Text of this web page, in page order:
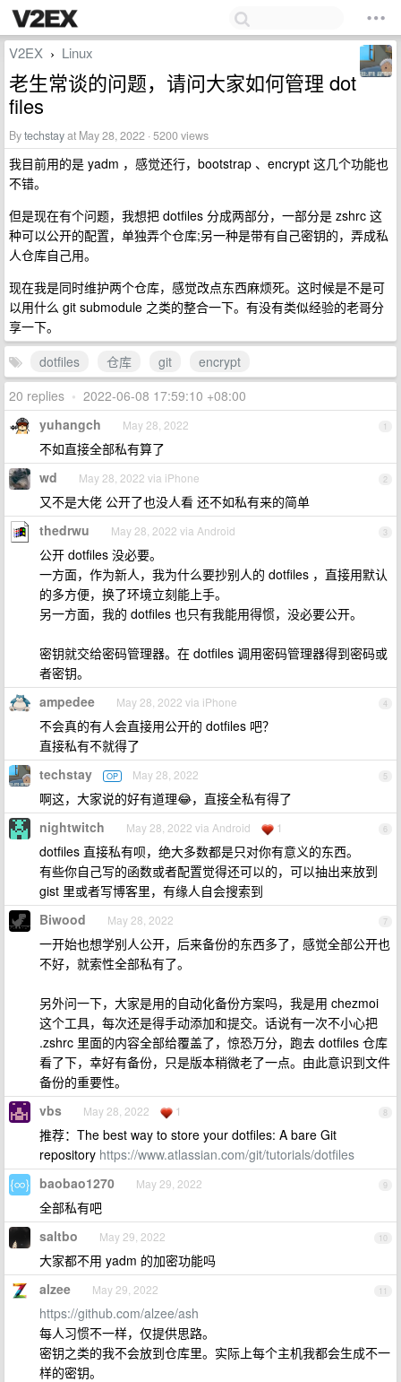
V2EX › Linux
老生常谈的问题，请问大家如何管理 dot
files
Bytechstayat May 28, 2022 · 5200 views
我目前用的是 yadm ，感觉还行，bootstrap 、encrypt 这几个功能也
不错。
但是现在有个问题，我想把 dotfiles 分成两部分，一部分是 zshrc 这
种可以公开的配置，单独弄个仓库;另一种是带有自己密钥的，弄成私
人仓库自己用。
现在我是同时维护两个仓库，感觉改点东西麻烦死。这时候是不是可
以用什么 git submodule 之类的整合一下。有没有类似经验的老哥分
享一下。
dotfiles
仓库 git
encrypt
20 replies • 2022-06-08 17:59:10 +08:00
1
yuhangch May 28, 2022
不如直接全部私有算了
2
wd May 28, 2022 via iPhone
又不是大佬 公开了也没人看 还不如私有来的简单
3
thedrwu May 28, 2022 via Android
公开 dotfiles 没必要。
一方面，作为新人，我为什么要抄别人的 dotfiles ，直接用默认
的多方便，换了环境立刻能上手。
另一方面，我的 dotfiles 也只有我能用得惯，没必要公开。
密钥就交给密码管理器。在 dotfiles 调用密码管理器得到密码或
者密钥。
4
ampedee May 28, 2022 via iPhone
不会真的有人会直接用公开的 dotfiles 吧？
直接私有不就得了
5
techstay OP May 28, 2022
啊这，大家说的好有道理😂，直接全私有得了
6
nightwitch May 28, 2022 via Android 1
dotfiles 直接私有呗，绝大多数都是只对你有意义的东西。
有些你自己写的函数或者配置觉得还可以的，可以抽出来放到
gist 里或者写博客里，有缘人自会搜索到
7
Biwood May 28, 2022
一开始也想学别人公开，后来备份的东西多了，感觉全部公开也
不好，就索性全部私有了。
另外问一下，大家是用的自动化备份方案吗，我是用 chezmoi
这个工具，每次还是得手动添加和提交。话说有一次不小心把
.zshrc 里面的内容全部给覆盖了，惊恐万分，跑去 dotfiles 仓库
看了下，幸好有备份，只是版本稍微老了一点。由此意识到文件
备份的重要性。
8
vbs May 28, 2022 1
推荐：The best way to store your dotfiles: A bare Git
repository https://www.atlassian.com/git/tutorials/dotfiles
9
baobao1270 May 29, 2022
全部私有吧
10
saltbo May 29, 2022
大家都不用 yadm 的加密功能吗
11
alzee May 29, 2022
https://github.com/alzee/ash
每人习惯不一样，仅提供思路。
密钥之类的我不会放到仓库里。实际上每个主机我都会生成不一
样的密钥。